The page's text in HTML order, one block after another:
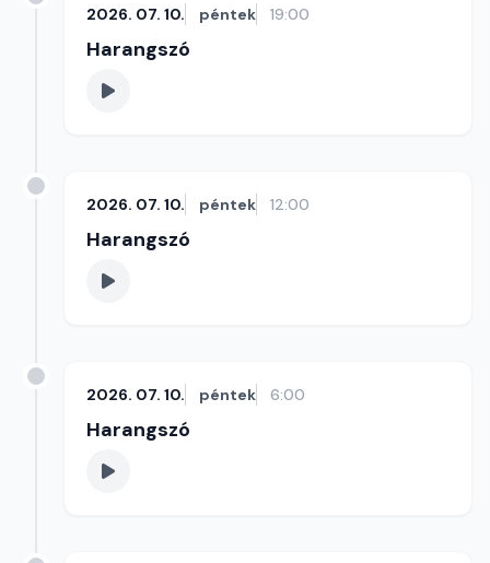
2026. 07. 10. péntek 19:00
Harangszó
2026. 07. 10. péntek 12:00
Harangszó
2026. 07. 10. péntek 6:00
Harangszó